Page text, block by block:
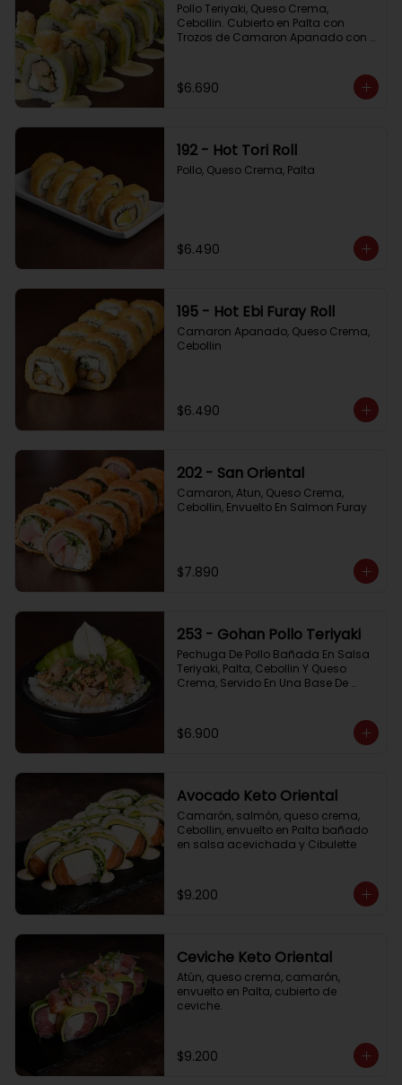
Pollo Teriyaki, Queso Crema,
Cebollin. Cubierto en Palta con
Trozos de Camaron Apanado con
$6.690
192 - Hot Tori Roll
Pollo, Queso Crema, Palta
$6.490
195 - Hot Ebi Furay Roll
Camaron Apanado, Queso Crema,
Cebollin
$6.490
202 - San Oriental
Camaron, Atun, Queso Crema,
Cebollin, Envuelto En Salmon Furay
$7.890
253 - Gohan Pollo Teriyaki
Pechuga De Pollo Bañada En Salsa
Teriyaki, Palta, Cebollin Y Queso
Crema, Servido En Una Base De
$6.900
Avocado Keto Oriental
Camarón, salmón, queso crema,
Cebollin, envuelto en Palta bañado
en salsa acevichada y Cibulette
$9.200
Ceviche Keto Oriental
Atún, queso crema, camarón,
envuelto en Palta, cubierto de
ceviche.
$9.200